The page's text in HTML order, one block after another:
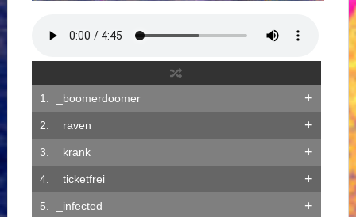
+
_boomerdoomer
+
_raven
+
_krank
+
_ticketfrei
+
_infected